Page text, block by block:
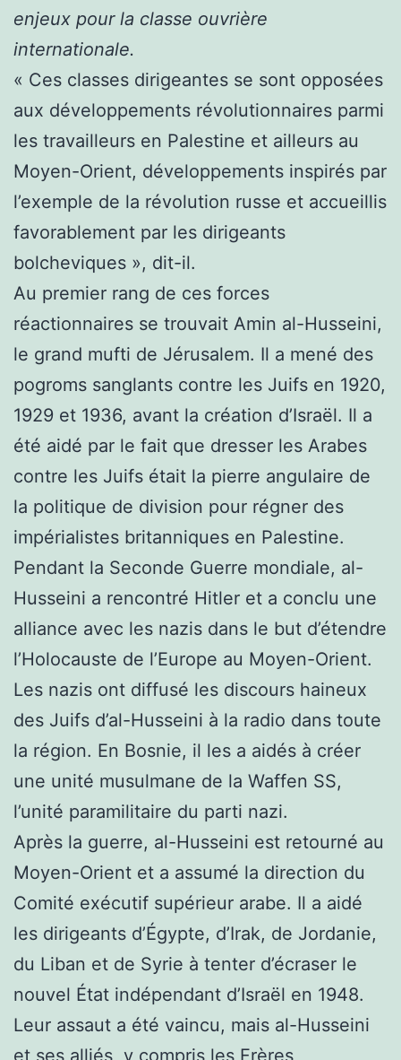
enjeux pour la classe ouvrière
internationale.
« Ces classes dirigeantes se sont opposées
aux développements révolutionnaires parmi
les travailleurs en Palestine et ailleurs au
Moyen-Orient, développements inspirés par
l’exemple de la révolution russe et accueillis
favorablement par les dirigeants
bolcheviques », dit-il.
Au premier rang de ces forces
réactionnaires se trouvait Amin al-Husseini,
le grand mufti de Jérusalem. Il a mené des
pogroms sanglants contre les Juifs en 1920,
1929 et 1936, avant la création d’Israël. Il a
été aidé par le fait que dresser les Arabes
contre les Juifs était la pierre angulaire de
la politique de division pour régner des
impérialistes britanniques en Palestine.
Pendant la Seconde Guerre mondiale, al-
Husseini a rencontré Hitler et a conclu une
alliance avec les nazis dans le but d’étendre
l’Holocauste de l’Europe au Moyen-Orient.
Les nazis ont diffusé les discours haineux
des Juifs d’al-Husseini à la radio dans toute
la région. En Bosnie, il les a aidés à créer
une unité musulmane de la Waffen SS,
l’unité paramilitaire du parti nazi.
Après la guerre, al-Husseini est retourné au
Moyen-Orient et a assumé la direction du
Comité exécutif supérieur arabe. Il a aidé
les dirigeants d’Égypte, d’Irak, de Jordanie,
du Liban et de Syrie à tenter d’écraser le
nouvel État indépendant d’Israël en 1948.
Leur assaut a été vaincu, mais al-Husseini
et ses alliés, y compris les Frères